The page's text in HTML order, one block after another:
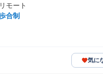
モート
合制
気に